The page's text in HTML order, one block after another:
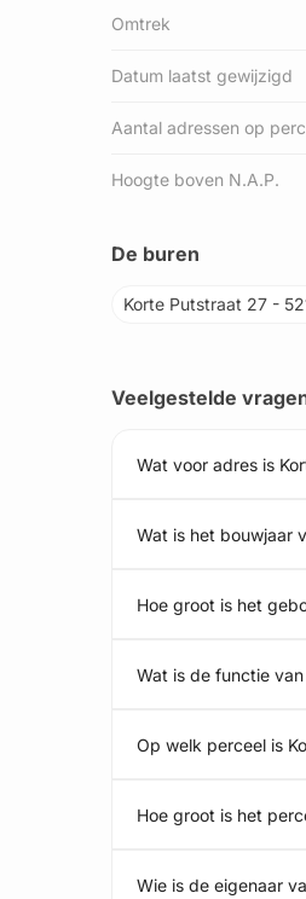
Omtrek
Datum laatst gewijzigd
Aantal adressen op
Hoogte boven N.A.P.
De buren
Korte Putstraat 27 -
Veelgestelde
Wat voor adres is
Wat is het bouwjaar
Hoe groot is het
Wat is de functie
Op welk perceel is
Hoe groot is het
Wie is de eigenaar